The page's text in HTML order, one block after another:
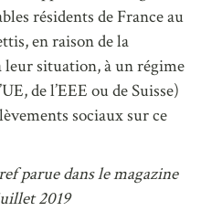
résidents de France au
en raison de la
leur situation, à un régime
de l’EEE ou de Suisse)
sociaux sur ce
parue dans le magazine
2019